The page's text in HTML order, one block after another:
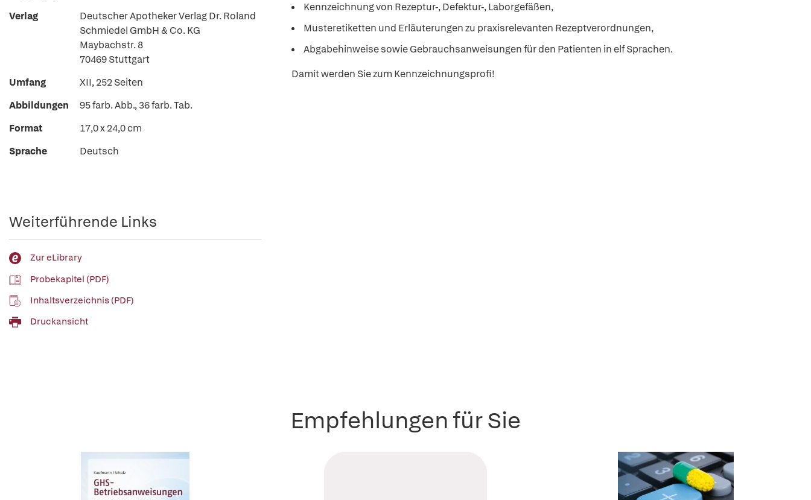
Kennzeichnung von Rezeptur-, Defektur-, Laborgefäßen,
Musteretiketten und Erläuterungen zu praxisrelevanten Rezeptverordnungen,
Abgabehinweise sowie Gebrauchsanweisungen für den Patienten in elf Sprachen.
Damit werden Sie zum Kennzeichnungsprofi!
Verlag
Deutscher Apotheker Verlag Dr. Roland
Schmiedel GmbH & Co. KG
Maybachstr. 8
70469 Stuttgart
Umfang
XII, 252 Seiten
Abbildungen
95 farb. Abb., 36 farb. Tab.
Format
17,0 x 24,0 cm
Sprache
Deutsch
Weiterführende Links
Zur eLibrary
Probekapitel (PDF)
Inhaltsverzeichnis (PDF)
Druckansicht
Empfehlungen für Sie